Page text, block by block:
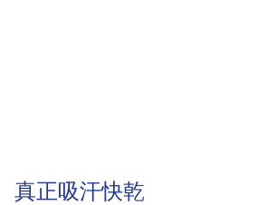
真正吸汗快乾